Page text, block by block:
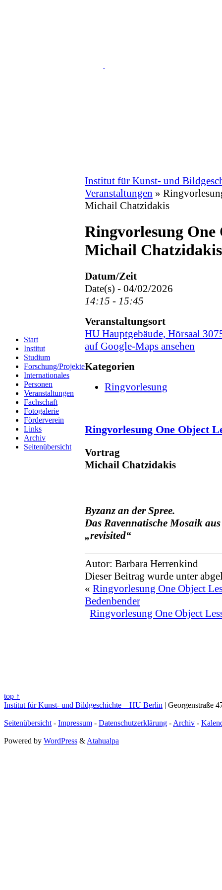
Start
Institut
Studium
Forschung/Projekte
Internationales
Personen
Veranstaltungen
Fachschaft
Fotogalerie
Förderverein
Links
Archiv
Seitenübersicht
Institut für Kunst- und
Veranstaltungen »
Michail Chatzidakis
Ringvorlesung One
Michail Chatzidakis
Datum/Zeit
Date(s) - 04/02/2026
14:15 - 15:45
Veranstaltungsort
HU Hauptgebäude, Hörsaal
auf Google-Maps ansehen
Kategorien
Ringvorlesung
Ringvorlesung One Object
Vortrag
Michail Chatzidakis
Byzanz an der Spree.
Das Ravennatische Mosaik
„revisited“
Autor: Barbara Herrenkind
Dieser Beitrag wurde unter
« Ringvorlesung One Object
Bedenbender
Ringvorlesung One Object
top ↑
Institut für Kunst- und Bildgeschichte – HU Berlin | Georgenstraße
Seitenübersicht - Impressum - Datenschutzerklärung - Archiv -
Powered by WordPress & Atahualpa